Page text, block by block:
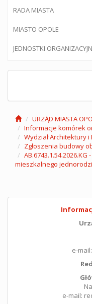
RADA MIASTA
MIASTO OPOLE
JEDNOSTKI
URZĄD MIASTA
Informacje komórek
Wydział Architektury
Zgłoszenia budowy
mieszkalnego
e-
e-mail: